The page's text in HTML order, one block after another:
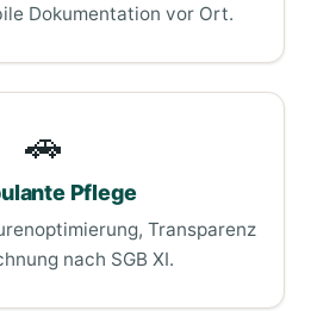
Dokumentation vor Ort.
🚗
Pflege
Transparenz
nach SGB XI.